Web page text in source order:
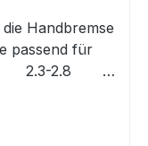
Handbremse
passend für
2.3-2.8
01/76-